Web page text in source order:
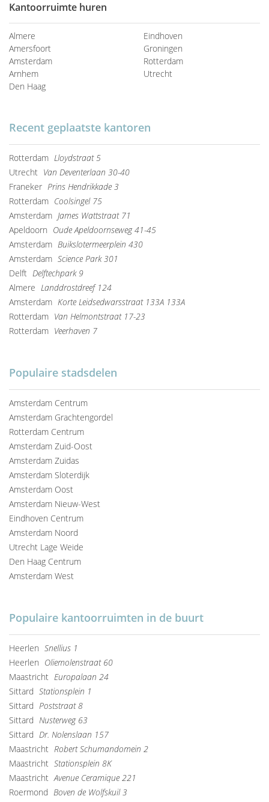
Kantoorruimte huren
Almere
Amersfoort
Amsterdam
Arnhem
Den Haag
Eindhoven
Groningen
Rotterdam
Utrecht
Recent geplaatste kantoren
Rotterdam Lloydstraat 5
Utrecht Van Deventerlaan 30-40
Franeker Prins Hendrikkade 3
Rotterdam Coolsingel 75
Amsterdam James Wattstraat 71
Apeldoorn Oude Apeldoornseweg 41-45
Amsterdam Buikslotermeerplein 430
Amsterdam Science Park 301
Delft Delftechpark 9
Almere Landdrostdreef 124
Amsterdam Korte Leidsedwarsstraat 133A 133A
Rotterdam Van Helmontstraat 17-23
Rotterdam Veerhaven 7
Populaire stadsdelen
Amsterdam Centrum
Amsterdam Grachtengordel
Rotterdam Centrum
Amsterdam Zuid-Oost
Amsterdam Zuidas
Amsterdam Sloterdijk
Amsterdam Oost
Amsterdam Nieuw-West
Eindhoven Centrum
Amsterdam Noord
Utrecht Lage Weide
Den Haag Centrum
Amsterdam West
Populaire kantoorruimten in de buurt
Heerlen Snellius 1
Heerlen Oliemolenstraat 60
Maastricht Europalaan 24
Sittard Stationsplein 1
Sittard Poststraat 8
Sittard Nusterweg 63
Sittard Dr. Nolenslaan 157
Maastricht Robert Schumandomein 2
Maastricht Stationsplein 8K
Maastricht Avenue Ceramique 221
Roermond Boven de Wolfskuil 3